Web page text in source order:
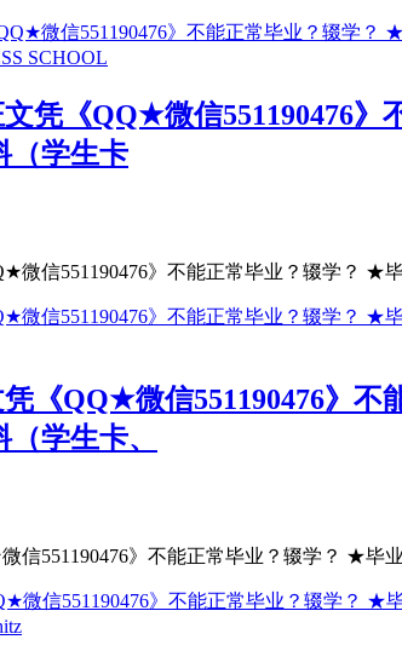
凭《QQ★微信551190476
（学生卡
微信551190476》不能正常毕业？辍学？ ★
《QQ★微信551190476》
学生卡、
信551190476》不能正常毕业？辍学？ ★毕